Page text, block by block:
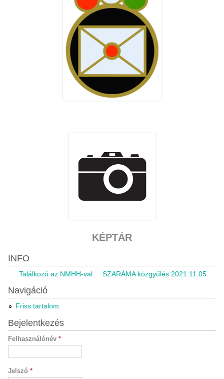
KÉPTÁR
INFO
Találkozó az NMHH-val SZARÁMA közgyűlés 2021.11.05.
Navigáció
Friss tartalom
Bejelentkezés
Felhasználónév *
Jelszó *